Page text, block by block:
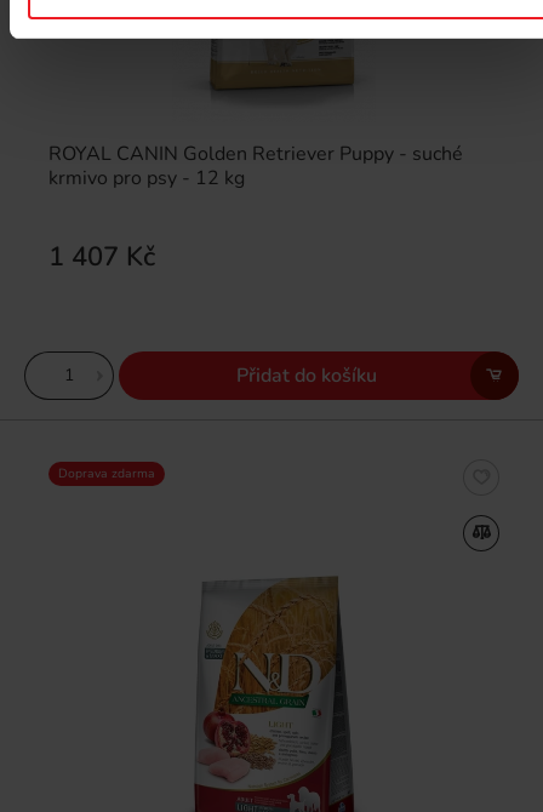
ROYAL CANIN Golden Retriever Puppy - suché
krmivo pro psy - 12 kg
1 407 Kč
Přidat do košíku
Doprava zdarma